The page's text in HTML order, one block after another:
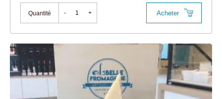
Quantité - + Acheter